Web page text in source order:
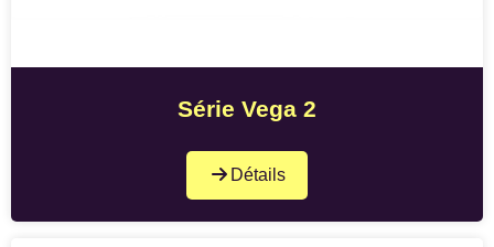
Série Vega 2
Détails